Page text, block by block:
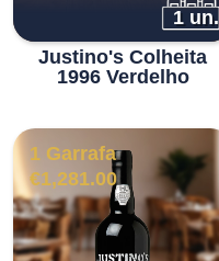
1 un.
Justino's Colheita
1996 Verdelho
1 Garrafa
€1,281.00